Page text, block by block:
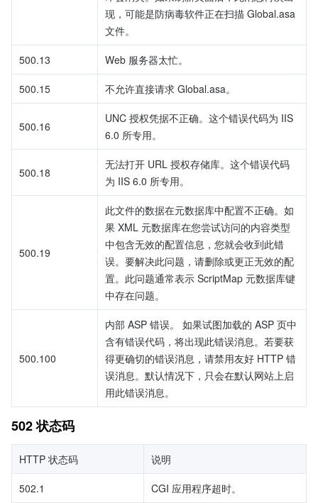
现，可能是防病毒软件正在扫描 Global.asa
文件。
500.13 Web 服务器太忙。
500.15 不允许直接请求 Global.asa。
500.16
UNC 授权凭据不正确。这个错误代码为 IIS
6.0 所专用。
500.18
无法打开 URL 授权存储库。这个错误代码
为 IIS 6.0 所专用。
500.19
此文件的数据在元数据库中配置不正确。如
果 XML 元数据库在您尝试访问的内容类型
中包含无效的配置信息，您就会收到此错
误。要解决此问题，请删除或更正无效的配
置。此问题通常表示 ScriptMap 元数据库键
中存在问题。
500.100
内部 ASP 错误。 如果试图加载的 ASP 页中
含有错误代码，将出现此错误消息。若要获
得更确切的错误消息，请禁用友好 HTTP 错
误消息。默认情况下，只会在默认网站上启
用此错误消息。
502 状态码
HTTP 状态码 说明
502.1 CGI 应用程序超时。